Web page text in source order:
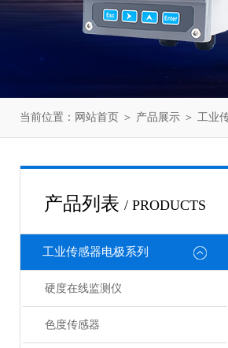
当前位置： 网站首页 ＞ 产品展示 ＞ 工业
产品列表 / PRODUCTS
工业传感器电极系列
硬度在线监测仪
色度传感器